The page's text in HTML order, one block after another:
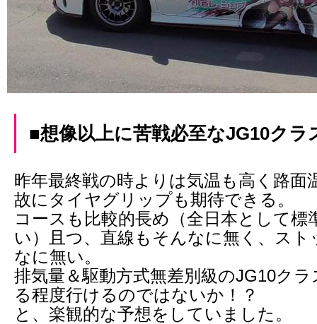
■想像以上に苦戦必至なJG10クラ
昨年最終戦の時よりは気温も高く路面
故にタイヤグリップも期待できる。
コースも比較的長め（全日本として標
い）且つ、直線もそんなに無く、ス
なに無い。
排気量＆駆動方式無差別級のJG10ク
る程度行けるのではないか！？
と、楽観的な予想をしていました。